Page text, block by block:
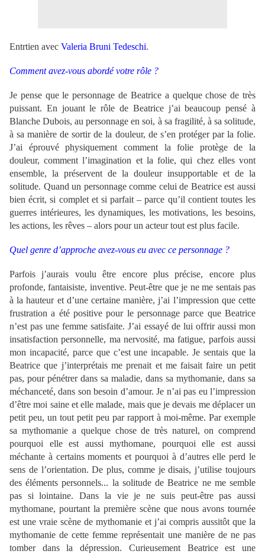
Entrtien avec Valeria Bruni Tedeschi.
Comment avez-vous abordé votre rôle ?
Je pense que le personnage de Beatrice a quelque chose de très
puissant. En jouant le rôle de Beatrice j’ai beaucoup pensé à
Blanche Dubois, au personnage en soi, à sa fragilité, à sa solitude,
à sa manière de sortir de la douleur, de s’en protéger par la folie.
J’ai éprouvé physiquement comment la folie protège de la
douleur, comment l’imagination et la folie, qui chez elles vont
ensemble, la préservent de la douleur insupportable et de la
solitude. Quand un personnage comme celui de Beatrice est aussi
bien écrit, si complet et si parfait – parce qu’il contient toutes les
guerres intérieures, les dynamiques, les motivations, les besoins,
les actions, les rêves – alors pour un acteur tout est plus facile.
Quel genre d’approche avez-vous eu avec ce personnage ?
Parfois j’aurais voulu être encore plus précise, encore plus
profonde, fantaisiste, inventive. Peut-être que je ne me sentais pas
à la hauteur et d’une certaine manière, j’ai l’impression que cette
frustration a été positive pour le personnage parce que Beatrice
n’est pas une femme satisfaite. J’ai essayé de lui offrir aussi mon
insatisfaction personnelle, ma nervosité, ma fatigue, parfois aussi
mon incapacité, parce que c’est une incapable. Je sentais que la
Beatrice que j’interprétais me prenait et me faisait faire un petit
pas, pour pénétrer dans sa maladie, dans sa mythomanie, dans sa
méchanceté, dans son besoin d’amour. Je n’ai pas eu l’impression
d’être moi saine et elle malade, mais que je devais me déplacer un
petit peu, un tout petit peu par rapport à moi-même. Par exemple
sa mythomanie a quelque chose de très naturel, on comprend
pourquoi elle est aussi mythomane, pourquoi elle est aussi
méchante à certains moments et pourquoi à d’autres elle perd le
sens de l’orientation. De plus, comme je disais, j’utilise toujours
des éléments personnels... la solitude de Beatrice ne me semble
pas si lointaine. Dans la vie je ne suis peut-être pas aussi
mythomane, pourtant la première scène que nous avons tournée
est une vraie scène de mythomanie et j’ai compris aussitôt que la
mythomanie de cette femme représentait une manière de ne pas
tomber dans la dépression. Curieusement Beatrice est une